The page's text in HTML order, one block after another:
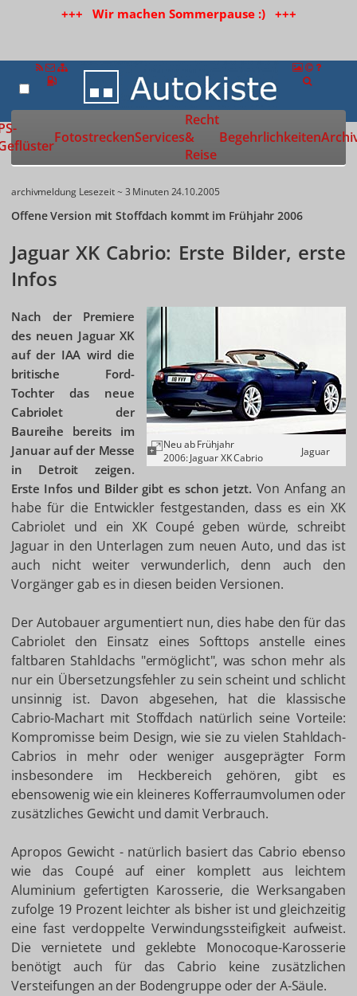
+++ Wir machen Sommerpause :) +++
Zur Startseite
FotostreckenServices
Recht
&
Reise
Begehrlichkeiten
archivmeldung Lesezeit ~ 3 Minuten24.10.2005
Offene Version mit Stoffdach kommt im Frühjahr 2006
Jaguar XK Cabrio: Erste Bilder, erste
Infos
Neu ab Frühjahr
2006: Jaguar XK Cabrio
Jaguar
Nach der Premiere
des neuen Jaguar XK
auf der IAA wird die
britische Ford-
Tochter das neue
Cabriolet der
Baureihe bereits im
Januar auf der Messe
in Detroit zeigen.
Erste Infos und Bilder gibt es schon jetzt. Von Anfang an
habe für die Entwickler festgestanden, dass es ein XK
Cabriolet und ein XK Coupé geben würde, schreibt
Jaguar in den Unterlagen zum neuen Auto, und das ist
auch nicht weiter verwunderlich, denn auch den
Vorgänger gab es in diesen beiden Versionen.
Der Autobauer argumentiert nun, dies habe den für das
Cabriolet den Einsatz eines Softtops anstelle eines
faltbaren Stahldachs "ermöglicht", was schon mehr als
nur ein Übersetzungsfehler zu sein scheint und schlicht
unsinnig ist. Davon abgesehen, hat die klassische
Cabrio-Machart mit Stoffdach natürlich seine Vorteile:
Kompromisse beim Design, wie sie zu vielen Stahldach-
Cabrios in mehr oder weniger ausgeprägter Form
insbesondere im Heckbereich gehören, gibt es
ebensowenig wie ein kleineres Kofferraumvolumen oder
zusätzliches Gewicht und damit Verbrauch.
Apropos Gewicht - natürlich basiert das Cabrio ebenso
wie das Coupé auf einer komplett aus leichtem
Aluminium gefertigten Karosserie, die Werksangaben
zufolge 19 Prozent leichter als bisher ist und gleichzeitig
eine fast verdoppelte Verwindungssteifigkeit aufweist.
Die vernietete und geklebte Monocoque-Karosserie
benötigt auch für das Cabrio keine zusätzlichen
Versteifungen an der Bodengruppe oder der A-Säule.